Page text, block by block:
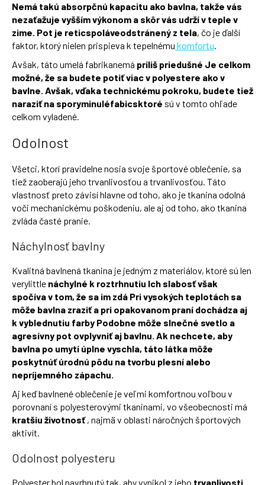
Nemá takú absorpčnú kapacitu ako bavlna, takže vás
nezaťažuje vyšším výkonom a skôr vás udrží v teple v
zime. Pot je reticspoláveodstránený z tela, čo je ďalší
faktor, ktorý nielen prispieva k tepelnému komfortu.
Avšak, táto umelá fabrikanemá príliš priedušné Je celkom
možné, že sa budete potiť viac v polyestere ako v
bavlne. Avšak, vďaka technickému pokroku, budete tiež
naraziť na sporyminuléfabicsktoré sú v tomto ohľade
celkom vyladené.
Odolnost
Všetci, ktorí pravidelne nosia svoje športové oblečenie, sa
tiež zaoberajú jeho trvanlivosťou a trvanlivosťou. Táto
vlastnosť preto závisí hlavne od toho, ako je tkanina odolná
voči mechanickému poškodeniu, ale aj od toho, ako tkanina
zvláda časté pranie.
Náchylnosť bavlny
Kvalitná bavlnená tkanina je jedným z materiálov, ktoré sú len
verylittle náchylné k roztrhnutiu Ich slabosť však
spočíva v tom, že sa im zdá Pri vysokých teplotách sa
môže bavlna zraziť a pri opakovanom praní dochádza aj
k vyblednutiu farby Podobne môže slnečné svetlo a
agresívny pot ovplyvniť aj bavlnu. Ak nechcete, aby
bavlna po umytí úplne vyschla, táto látka môže
poskytnúť úrodnú pôdu na tvorbu plesní alebo
nepríjemného zápachu.
Aj keď bavlnené oblečenie je veľmi komfortnou voľbou v
porovnaní s polyesterovými tkaninami, vo všeobecnosti má
kratšiu životnosť, najmä v oblasti náročných športových
aktivít.
Odolnost polyesteru
Polyester bol navrhnutý tak, aby vynikol z jeho trvanlivosti